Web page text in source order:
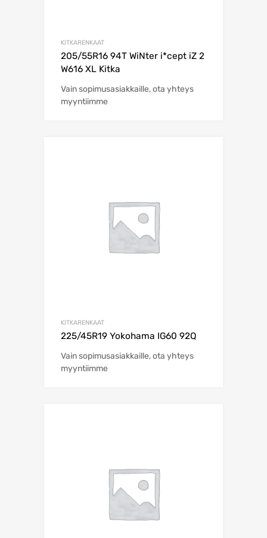
KITKARENKAAT
205/55R16 94T WiNter i*cept iZ 2
W616 XL Kitka
Vain sopimusasiakkaille, ota yhteys
myyntiimme
KITKARENKAAT
225/45R19 Yokohama IG60 92Q
Vain sopimusasiakkaille, ota yhteys
myyntiimme